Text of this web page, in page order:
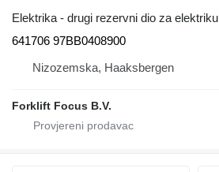
Elektrika - drugi rezervni dio za elektriku
641706 97BB0408900
Nizozemska, Haaksbergen
Forklift Focus B.V.